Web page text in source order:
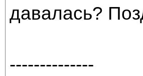
давалась?
--------------